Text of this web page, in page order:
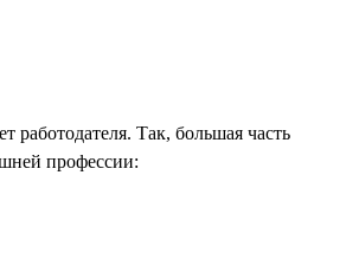
работодателя. Так, большая часть
профессии: